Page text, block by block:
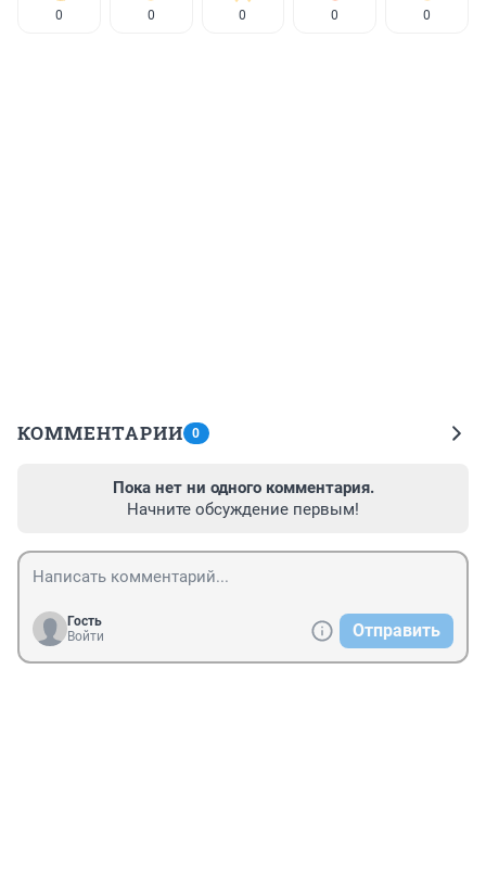
0 0 0 0 0
КОММЕНТАРИИ 0
Пока нет ни одного комментария.
Начните обсуждение первым!
Гость
Войти
Отправить